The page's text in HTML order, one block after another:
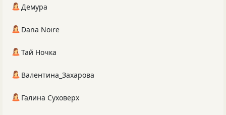
Демура
Dana Noire
Тай Ночка
Валентина_Захарова
Галина Суховерх